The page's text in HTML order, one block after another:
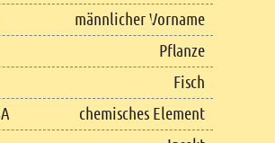
männlicher Vorname
Pflanze
Fisch
chemisches Element